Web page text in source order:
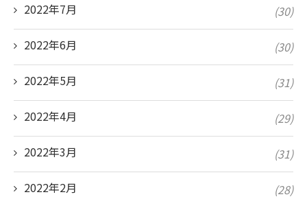
2022年7月 (30)
2022年6月 (30)
2022年5月 (31)
2022年4月 (29)
2022年3月 (31)
2022年2月 (28)